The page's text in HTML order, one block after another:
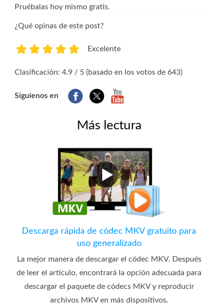
Pruébalas hoy mismo gratis.
¿Qué opinas de este post?
Excelente
Clasificación: 4.9 / 5 (basado en los votos de 643)
Síguienos en
Más lectura
Descarga rápida de códec MKV gratuito para
uso generalizado
La mejor manera de descargar el códec MKV. Después
de leer el artículo, encontrará la opción adecuada para
descargar el paquete de códecs MKV y reproducir
archivos MKV en más dispositivos.